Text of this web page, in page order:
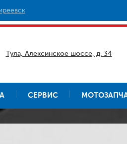
Тула, Алексинское шоссе, д. 34
СЕРВИС